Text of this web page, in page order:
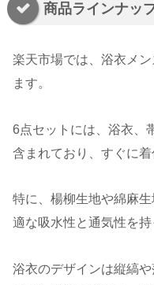
商品ラインナッ
楽天市場では、浴衣メ
ます。
6点セットには、浴衣、
含まれており、すぐに着
特に、楊柳生地や綿麻
適な吸水性と通気性を持
浴衣のデザインは縦縞